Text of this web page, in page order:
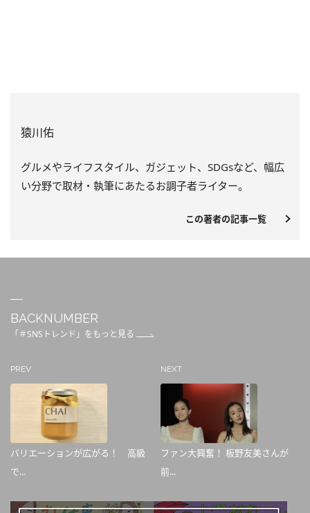
猿川佑
グルメやライフスタイル、ガジェット、SDGsなど、 幅広
い分野で取材・執筆にあたるお調子者ライター。
この著者の記事一覧
BACKNUMBER
「＃SNSトレンド」をもっと見る
PREV
バリエーションが広がる！ 高級
で...
NEXT
ファン大興奮！ 板野友美さんが
前...